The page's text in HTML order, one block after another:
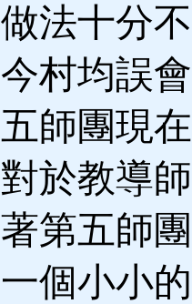
法十分
村均誤
師團現
於教導
第五師
個小小